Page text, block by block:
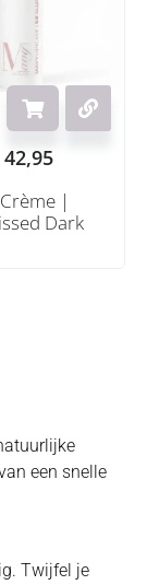
42,95
|
Dark
een snelle
Twijfel je